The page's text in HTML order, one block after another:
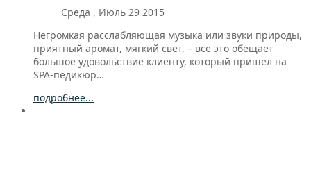
Среда , Июль 29 2015
Негромкая расслабляющая музыка или звуки природы,
приятный аромат, мягкий свет, – все это обещает
большое удовольствие клиенту, который пришел на
SPA-педикюр…
подробнее...